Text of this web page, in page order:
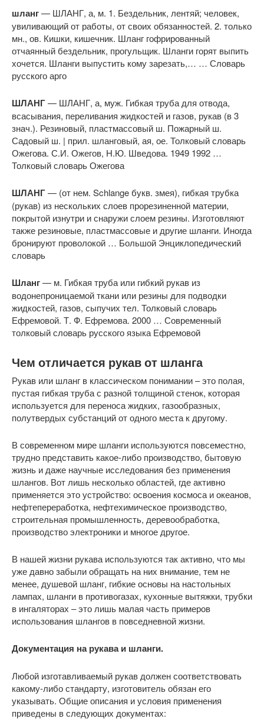
шланг— ШЛАНГ, а, м. 1. Бездельник, лентяй; человек,
увиливающий от работы, от своих обязанностей. 2. только
мн., ов. Кишки, кишечник. Шланг гофрированный
отчаянный бездельник, прогульщик. Шланги горят выпить
хочется. Шланги выпустить кому зарезать,… … Словарь
русского арго
ШЛАНГ— ШЛАНГ, а, муж. Гибкая труба для отвода,
всасывания, переливания жидкостей и газов, рукав (в 3
знач.). Резиновый, пластмассовый ш. Пожарный ш.
Садовый ш. | прил. шланговый, ая, ое. Толковый словарь
Ожегова. С.И. Ожегов, Н.Ю. Шведова. 1949 1992 …
Толковый словарь Ожегова
ШЛАНГ— (от нем. Schlange букв. змея), гибкая трубка
(рукав) из нескольких слоев прорезиненной материи,
покрытой изнутри и снаружи слоем резины. Изготовляют
также резиновые, пластмассовые и другие шланги. Иногда
бронируют проволокой … Большой Энциклопедический
словарь
Шланг— м. Гибкая труба или гибкий рукав из
водонепроницаемой ткани или резины для подводки
жидкостей, газов, сыпучих тел. Толковый словарь
Ефремовой. Т. Ф. Ефремова. 2000 … Современный
толковый словарь русского языка Ефремовой
Чем отличается рукав от шланга
Рукав или шланг в классическом понимании – это полая,
пустая гибкая труба с разной толщиной стенок, которая
используется для переноса жидких, газообразных,
полутвердых субстанций от одного места к другому.
В современном мире шланги используются повсеместно,
трудно представить какое-либо производство, бытовую
жизнь и даже научные исследования без применения
шлангов. Вот лишь несколько областей, где активно
применяется это устройство: освоения космоса и океанов,
нефтепереработка, нефтехимическое производство,
строительная промышленность, деревообработка,
производство электроники и многое другое.
В нашей жизни рукава используются так активно, что мы
уже давно забыли обращать на них внимание, тем не
менее, душевой шланг, гибкие основы на настольных
лампах, шланги в противогазах, кухонные вытяжки, трубки
в ингаляторах – это лишь малая часть примеров
использования шлангов в повседневной жизни.
Документация на рукава и шланги.
Любой изготавливаемый рукав должен соответствовать
какому-либо стандарту, изготовитель обязан его
указывать. Общие описания и условия применения
приведены в следующих документах: